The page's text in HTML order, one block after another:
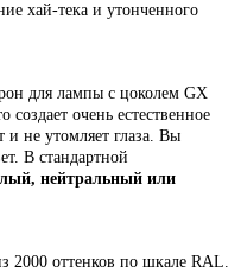
хай-тека и утонченного
для лампы с цоколем GX
создает очень естественное
не утомляет глаза. Вы
В стандартной
нейтральный или
2000 оттенков по шкале RAL.